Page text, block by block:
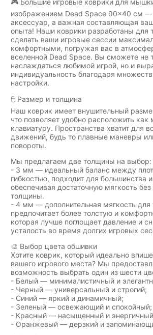
🎮 Большие игровые коврики для
изображением Dead Space 90x40 см —
аксессуар, а важная составляющая
опыта! Наши коврики разработаны для
сделать ваши игровые сессии
комфортными, погружая вас в
вселенной Dead Space. Вы сможете не
наслаждаться любимой игрой, но и
индивидуальность благодаря
настройки.
🖱️ Размер и толщина
Наш коврик имеет внушительный
что позволяет удобно расположить
клавиатуру. Пространства хватит для
движений, будь то плавные маневры
повороты.
Мы предлагаем две толщины на выбор:
- 3 мм — идеальный баланс между
гибкостью, подходит для большинства
обеспечивая достаточную мягкость
толщины.
- 4 мм — дополнительная мягкость для
предпочитает более толстую и
которая лучше поглощает давление и
усталость во время долгих игровых
🎨 Выбор цвета обшивки
Хотите коврик, который идеально
вашего игрового места? Мы
возможность выбрать один из шести
- Белый — минималистичный и
- Черный — универсальный и строгий;
- Синий — яркий и динамичный;
- Зеленый — освежающий и спокойный;
- Красный — насыщенный и
- Оранжевый — дерзкий и